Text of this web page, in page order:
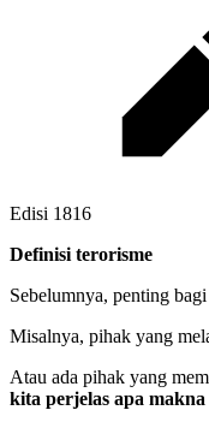
Edisi 1816
Definisi terorisme
Sebelumnya, penting
Misalnya, pihak yang
Atau ada pihak yang
kita perjelas apa